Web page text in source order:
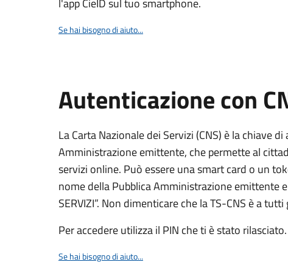
l'app CieID sul tuo smartphone.
Se hai bisogno di aiuto...
Autenticazione con
La Carta Nazionale dei Servizi (CNS) è la chiave
Amministrazione emittente, che permette al
servizi online. Può essere una smart card o un
nome della Pubblica Amministrazione emittente e
SERVIZI”. Non dimenticare che la TS-CNS è a
Per accedere utilizza il PIN che ti è stato rilasciato.
Se hai bisogno di aiuto...